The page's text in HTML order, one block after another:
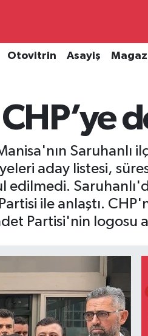
Otovitrin Asayiş
Saruhanlı
aday listesi,
edilmedi.
ile anlaştı.
Partisi'nin logosu